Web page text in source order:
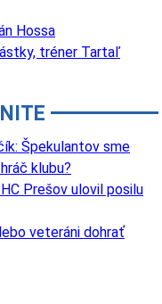
Hossa
tréner Tartaľ
Špekulantov sme
klubu?
Prešov ulovil posilu
veteráni dohrať